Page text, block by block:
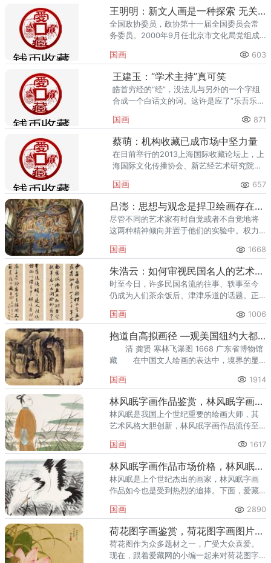
回收渠道里，能精准识别版别溢
王明明：新文人画是一种探索 无关新旧
全国政协委员，政协第十一届全国委员会常
务委员。2000年9月任北京市文化局党组成
任国务院参事室副主任。2011年4月被聘任为
国务院参事。
国画 603
王建玉：“学术主持”真可笑
皓首穷经的“经”，没法儿与另外的一个字组
合成一个白话文的词。这许是应了“乐吾乐以
国画 871
蔡萌：机构收藏已成市场中坚力量
在日前举行的2013上海国际收藏论坛上，上
海国际文化传播协会、新艺经艺术研究院发
查报告》。
国画 657
吕澎：思想与观念是捍卫绘画存在的武器
尽管不同的艺术家有时自觉或者不自觉地将
这两种精神倾向并置于他们的实验中。权力
地重新阐释绘画的时候了。
国画 1668
朱浩云：如何审视民国名人的艺术价值
时至今日，许多民国名流的往事、轶事至今
仍成为人们茶余饭后、津津乐道的话题。正
有的人将此称之为“中国的文艺复兴”。
国画 1006
抱道自高拟画径 —观美国纽约大都会艺术博物馆藏龚贤山水册页有
清 龚贤 寒林飞瀑图 1668 广东省博物馆
藏 在中国文人绘画的表达中，境界的显
践，
国画 1914
林风眠字画作品鉴赏，林风眠字画作品图片赏析
林风眠是我国上个世纪重要的绘画大师，其
艺术风格大胆创新，林风眠字画作品流传至
国画 1617
林风眠字画作品市场价格，林风眠字画作品拍卖价格
林风眠是上个世纪杰出的画家，林风眠字画
作品如今也是受到热烈的追捧。下面，爱藏
品市场价格，一起来了解林风眠字画作品拍
卖价格是多少吧。
国画 2890
荷花图字画鉴赏，荷花图字画图片赏析
荷花图作为众多题材之一，广受大众喜爱。
现在，跟着爱藏网的小编一起来对荷花图字